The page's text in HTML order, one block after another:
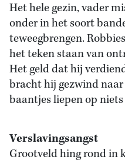
Het hele gezin, vader
onder in het soort
teweegbrengen.
het teken staan van
Het geld dat hij
bracht hij gezwind naar
baantjes liepen op
Verslavingsangst
Grootveld hing rond in